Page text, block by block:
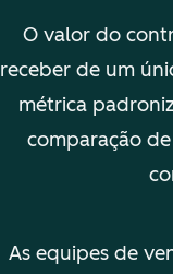
O valor do
receber de um
métrica
comparação
As equipes de